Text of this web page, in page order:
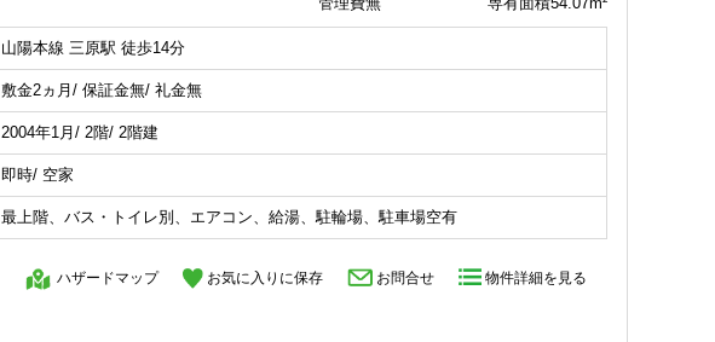
山陽本線 三原駅 徒歩14分
敷金2ヵ月/ 保証金無/ 礼金無
2004年1月/ 2階/ 2階建
即時/ 空家
最上階、バス・トイレ別、エアコン、給湯、駐輪場、駐車場空有
ハザードマップ お気に入りに保存 お問合せ 物件詳細を見る